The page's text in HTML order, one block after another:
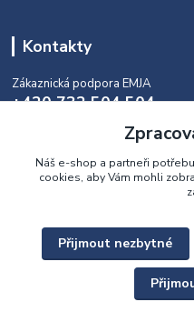
Kontakty
Zákaznická podpora EMJA
+420 732 504 504
(během naší aktuální otevírací
info@emja.cz
Upravit
Náš e-shop a partneři
cookies, aby Vám mohli
Přijmout nezbytné